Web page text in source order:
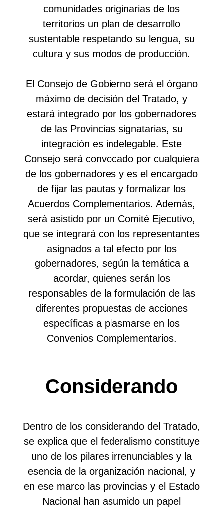
comunidades originarias de los
territorios un plan de desarrollo
sustentable respetando su lengua, su
cultura y sus modos de producción.
El Consejo de Gobierno será el órgano
máximo de decisión del Tratado, y
estará integrado por los gobernadores
de las Provincias signatarias, su
integración es indelegable. Este
Consejo será convocado por cualquiera
de los gobernadores y es el encargado
de fijar las pautas y formalizar los
Acuerdos Complementarios. Además,
será asistido por un Comité Ejecutivo,
que se integrará con los representantes
asignados a tal efecto por los
gobernadores, según la temática a
acordar, quienes serán los
responsables de la formulación de las
diferentes propuestas de acciones
específicas a plasmarse en los
Convenios Complementarios.
Considerando
Dentro de los considerando del Tratado,
se explica que el federalismo constituye
uno de los pilares irrenunciables y la
esencia de la organización nacional, y
en ese marco las provincias y el Estado
Nacional han asumido un papel